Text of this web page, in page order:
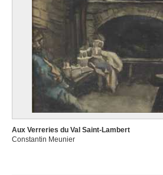
Aux Verreries du Val Saint-Lambert
Constantin Meunier